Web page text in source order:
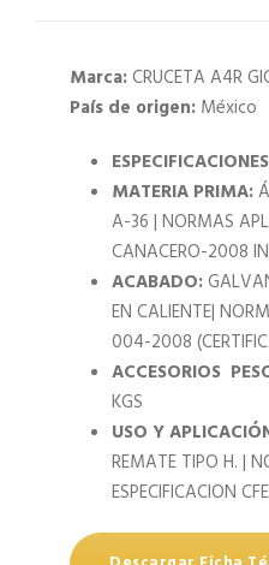
Marca:CRUCETA A4R
País de origen: México
MATERIA PRIMA:
A-36 | NORMAS
CANACERO-2008
ACABADO:
EN CALIENTE|
004-2008
ACCESORIOS
KGS
USO Y
REMATE TIPO H. |
ESPECIFICACION